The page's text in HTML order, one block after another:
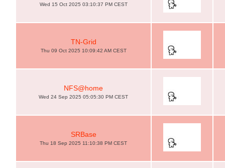
Wed 15 Oct 2025 03:10:37 PM CEST
TN-Grid
Thu 09 Oct 2025 10:09:42 AM CEST
NFS@home
Wed 24 Sep 2025 05:05:30 PM CEST
SRBase
Thu 18 Sep 2025 11:10:38 PM CEST